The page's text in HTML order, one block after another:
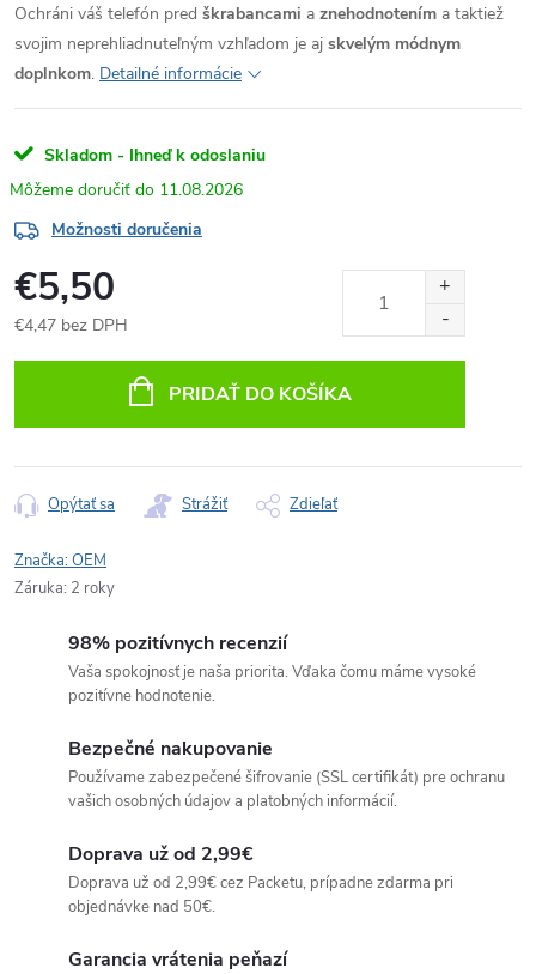
Ochráni váš telefón pred škrabancami a znehodnotením a taktiež
svojim neprehliadnuteľným vzhľadom je aj skvelým módnym
doplnkom. Detailné informácie
Skladom - Ihneď k odoslaniu
11.08.2026
Možnosti doručenia
€5,50
€4,47 bez DPH
PRIDAŤ DO KOŠÍKA
Opýtať sa Strážiť Zdieľať
Značka:OEM
Záruka: 2 roky
98% pozitívnych recenzií
Vaša spokojnosť je naša priorita. Vďaka čomu máme vysoké
pozitívne hodnotenie.
Bezpečné nakupovanie
Používame zabezpečené šifrovanie (SSL certifikát) pre ochranu
vašich osobných údajov a platobných informácií.
Doprava už od 2,99€
Doprava už od 2,99€ cez Packetu, prípadne zdarma pri
objednávke nad 50€.
Garancia vrátenia peňazí